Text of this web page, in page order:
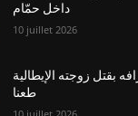
داخل حمّام
10 juillet 2026
بقتل زوجته الإيطالية
طعنا